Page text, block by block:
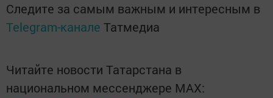
Следите за самым важным и интересным в
Telegram-канале Татмедиа
Читайте новости Татарстана в
национальном мессенджере MАХ: